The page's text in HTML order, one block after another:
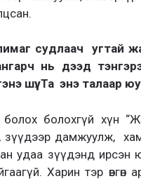
судлаач угтай
нь дээд
гэнэ шүү. Та энэ талаар
болох болохгүй хүн
зүүдээр дамжуулж,
удаа зүүдэнд
Харин тэр